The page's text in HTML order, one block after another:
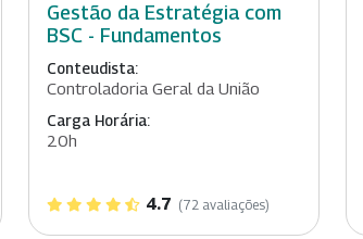
Gestão da Estratégia com
BSC - Fundamentos
Conteudista:
Controladoria Geral da União
Carga Horária:
20h
4.7 (72 avaliações)